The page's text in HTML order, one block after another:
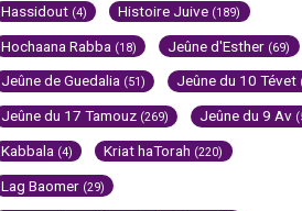
Hassidout (4) Histoire Juive (189)
Hochaana Rabba (18) Jeûne d'Esther (69)
Jeûne de Guedalia (51) Jeûne du 10 Tévet
Jeûne du 17 Tamouz (269) Jeûne du 9 Av
Kabbala (4) Kriat haTorah (220)
Lag Baomer (29)